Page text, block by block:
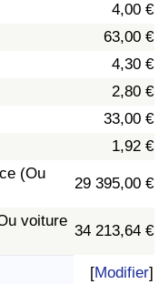
4,00 €
63,00 €
4,30 €
2,80 €
33,00 €
1,92 €
(Ou
29 395,00 €
voiture
34 213,64 €
[Modifier]